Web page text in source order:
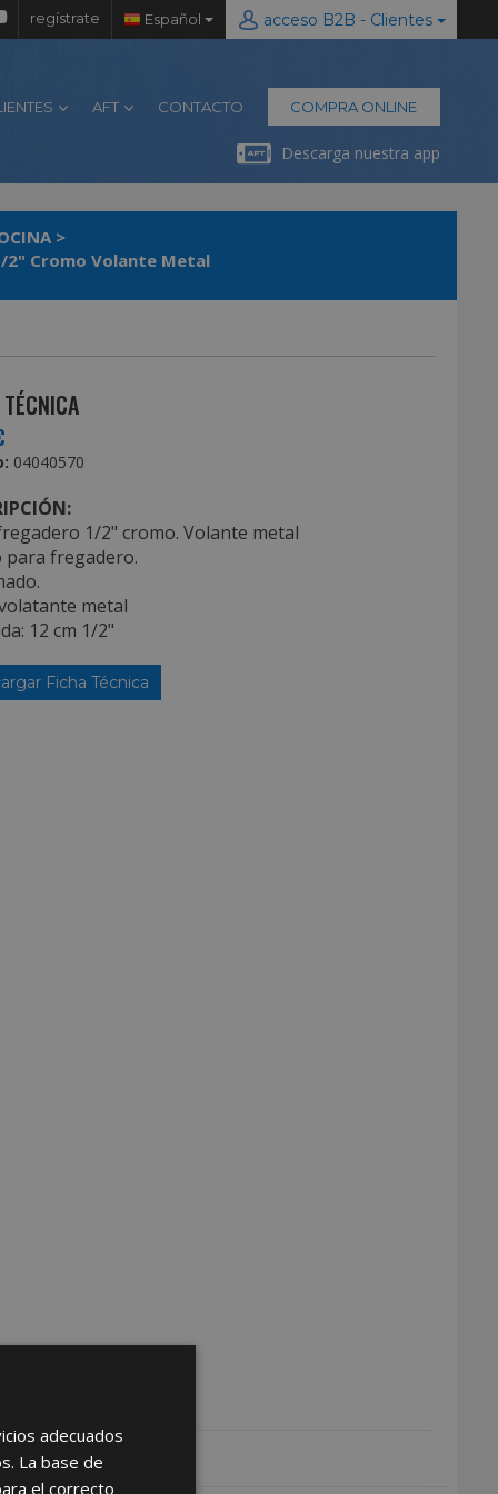
regístrate Español acceso B2B - Clientes
AFT CONTACTO COMPRA ONLINE
Descarga nuestra app
>
2" Cromo Volante Metal
04040570
1/2" cromo. Volante metal
para fregadero.
metal
12 cm 1/2"
Ficha Técnica
adecuados
La base de
el correcto